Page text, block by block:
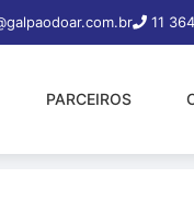
11
PARCEIROS